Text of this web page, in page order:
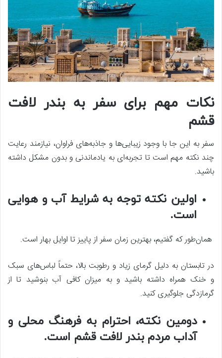
نکات مهم برای سفر به بندر لافت
قشم
سفر به این جا با وجود زیبایی‌ها و جاذبه‌های فراوان، نیازمند رعایت
چند نکته مهم است تا تجربه‌ای به یادماندنی و بدون مشکل داشته
باشید.
اولین نکته توجه به شرایط آب و هوایی
است.
همان‌طور که گفتیم، بهترین زمان سفر از پاییز تا اوایل بهار است.
در تابستان به دلیل گرمای زیاد و رطوبت بالا، حتماً لباس‌های سبک
و خنک همراه داشته باشید و به میزان کافی آب بنوشید تا از
گرمازدگی جلوگیری کنید.
دومین نکته، احترام به فرهنگ محلی و
آداب مردم بندر لافت قشم است.